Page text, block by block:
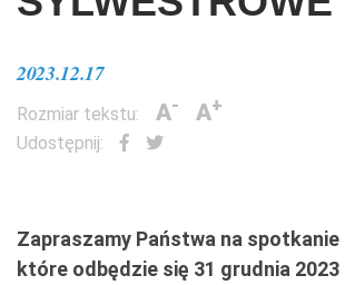
2023.12.17
Rozmiar tekstu: A- A+
Udostępnij:
Zapraszamy Państwa na
które odbędzie się 31 grudnia 2023